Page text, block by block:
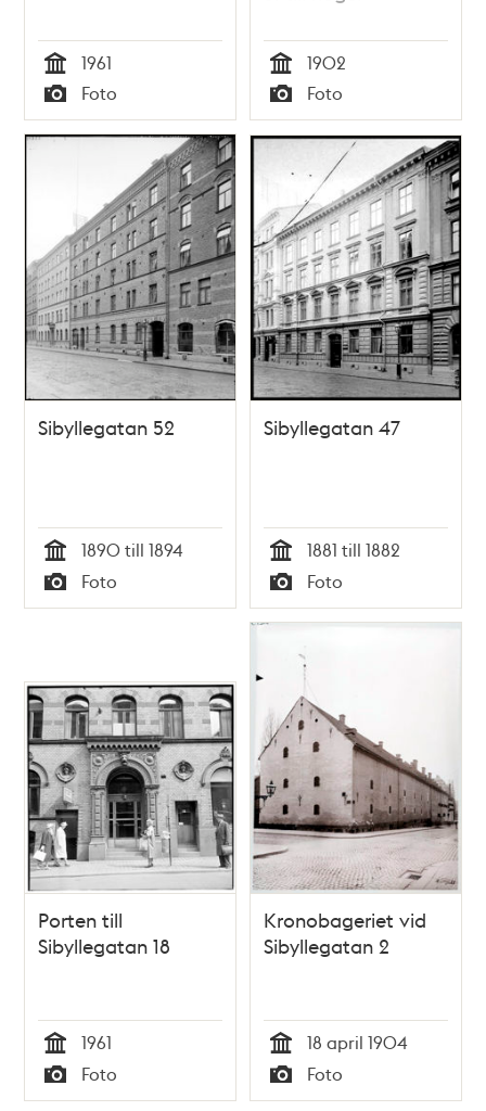
Tid
1961
Typ
Foto Tid
1902
Typ
Foto
Sibyllegatan 52
Tid
1890 till 1894
Typ
Foto
Sibyllegatan 47
Tid
1881 till 1882
Typ
Foto
Porten till
Sibyllegatan 18
Tid
1961
Typ
Foto
Kronobageriet vid
Sibyllegatan 2
Tid
18 april 1904
Typ
Foto